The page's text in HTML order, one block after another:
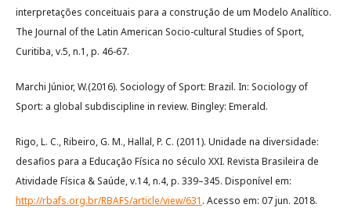
interpretações conceituais para a construção de um Modelo Analítico.
The Journal of the Latin American Socio-cultural Studies of Sport,
Curitiba, v.5, n.1, p. 46-67.
Marchi Júnior, W.(2016). Sociology of Sport: Brazil. In: Sociology of
Sport: a global subdiscipline in review. Bingley: Emerald.
Rigo, L. C., Ribeiro, G. M., Hallal, P. C. (2011). Unidade na diversidade:
desafios para a Educação Física no século XXI. Revista Brasileira de
Atividade Física & Saúde, v.14, n.4, p. 339–345. Disponível em:
http://rbafs.org.br/RBAFS/article/view/631 . Acesso em: 07 jun. 2018.